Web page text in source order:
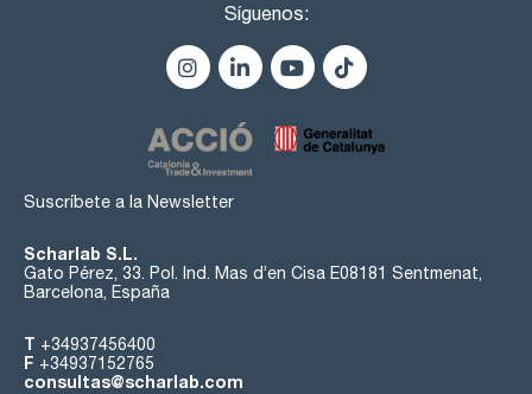
Síguenos:
Suscríbete a la Newsletter
Scharlab S.L.
Gato Pérez, 33. Pol. Ind. Mas d’en Cisa E08181 Sentmenat,
Barcelona, España
T +34937456400
F +34937152765
consultas@scharlab.com